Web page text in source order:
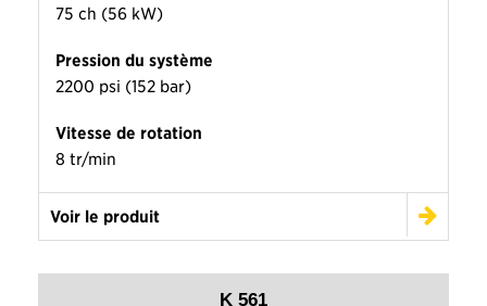
75 ch (56 kW)
Pression du système
2200 psi (152 bar)
Vitesse de rotation
8 tr/min
Voir le produit
K 561